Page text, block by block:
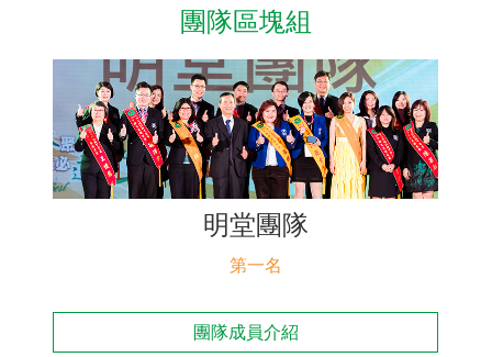
網站連結
聯絡我們
團隊區塊組
明堂團隊
第一名
團隊成員介紹